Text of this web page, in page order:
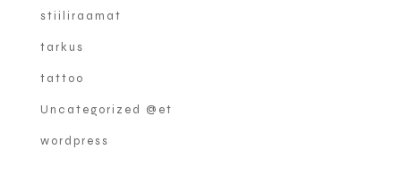
stiiliraamat
tarkus
tattoo
Uncategorized @et
wordpress